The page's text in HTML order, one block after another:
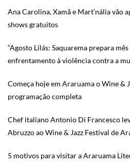
Ana Carolina, Xamã e Mart’nália vão
shows gratuitos
“Agosto Lilás: Saquarema prepara
enfrentamento à violência contra a
Começa hoje em Araruama o Wine &
programação completa
Chef italiano Antonio Di Francesco
Abruzzo ao Wine & Jazz Festival de
5 motivos para visitar a Araruama